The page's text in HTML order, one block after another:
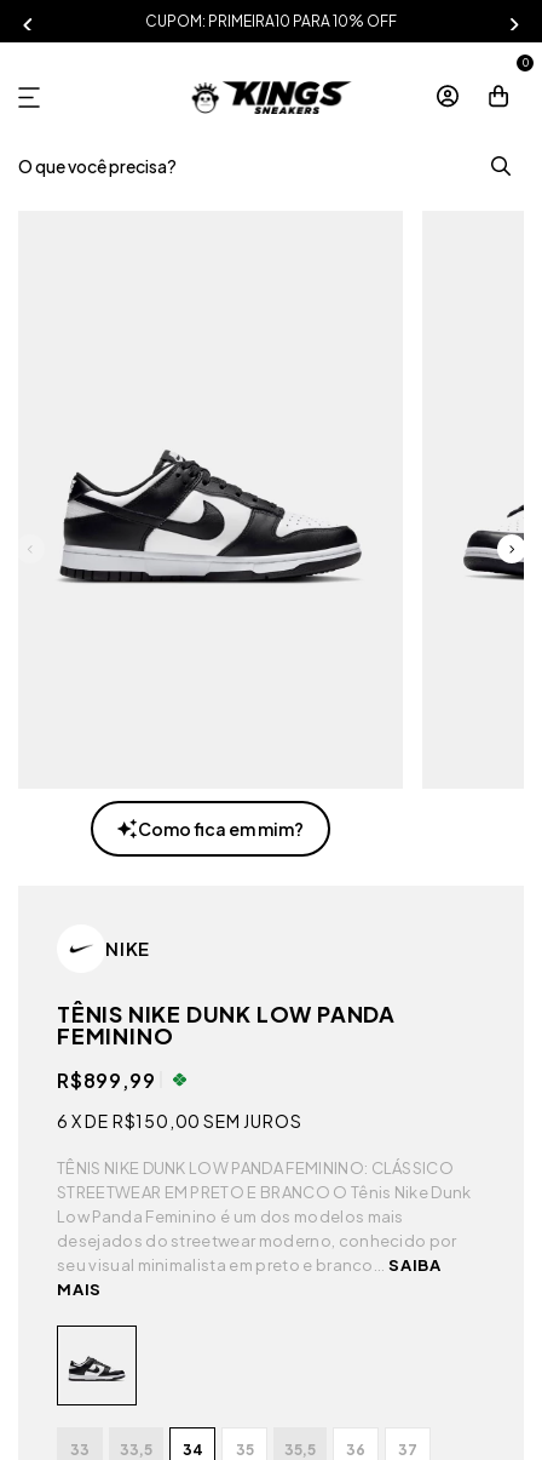
CUPOM: PRIMEIRA10 PARA 10% OFF
0
Como fica em mim?
NIKE
TÊNIS NIKE DUNK LOW PANDA
FEMININO
R$899,99
6 X DE R$150,00 SEM JUROS
TÊNIS NIKE DUNK LOW PANDA FEMININO: CLÁSSICO
STREETWEAR EM PRETO E BRANCO O Tênis Nike Dunk
Low Panda Feminino é um dos modelos mais
desejados do streetwear moderno, conhecido por
seu visual minimalista em preto e branco...SAIBA
MAIS
33 33,5 34 35 35,5 36 37